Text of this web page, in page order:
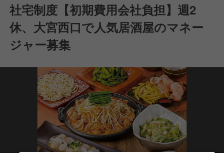
社宅制度【初期費用会社負担】週2
休、大宮西口で人気居酒屋のマネー
ジャー募集